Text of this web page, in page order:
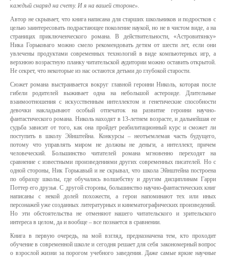
каждый снаряд на счету. И я на вашей стороне».
Автор не скрывает, что книга написана для старших школьников и подростков с
целью заинтересовать подрастающее поколение наукой, но не в чистом виде, а на
страницах приключенческого романа. В действительности, «Астровитянку»
Ника Горьковаго можно смело рекомендовать детям от шести лет, если они
увлечены продуктами современных технологий в виде компьютерных игр, а
верхнюю возрастную планку читательской аудитории можно оставить открытой.
Не секрет, что некоторые из нас остаются детьми до глубокой старости.
Сюжет романа выстраивается вокруг главной героини Николь, которая после
гибели родителей выживает одна на небольшой астероиде. Длительные
взаимоотношения с искусственным интеллектом и генетические способности
девочки накладывают особый отпечаток на развитие героини научно-
фантастического романа. Николь находят в 13-летнем возрасте, и дальнейшая ее
судьба зависит от того, как она пройдет реабилитационный курс и сможет ли
поступить в школу Эйнштейна. Конкурсы – неотъемлемая часть будущего,
потому что управлять миром не должны не деньги, а интеллект, причем
человеческий. Большинство читателей романа мгновенно переходят на
сравнение с известными произведениями других современных писателей. Но с
одной стороны, Ник Горькавый и не скрывал, что школа Эйнштейна построена
по образцу школы, где обучались волшебству и другим дисциплинам Гарри
Поттер его друзья. С другой стороны, большинство научно-фантастических книг
написаны с некой долей похожести, а герои напоминают тех или иных
персонажей уже созданных литературных и кинематографических произведений.
Но эти обстоятельства не отменяют нашего читательского и зрительского
интереса в целом, да и вообще – все познается в сравнении.
Книга в первую очередь, на мой взгляд, предназначена тем, кто проходит
обучение в современной школе и сегодня решает для себя закономерный вопрос
о взрослой жизни за порогом учебного заведения. Даже самые яркие научные